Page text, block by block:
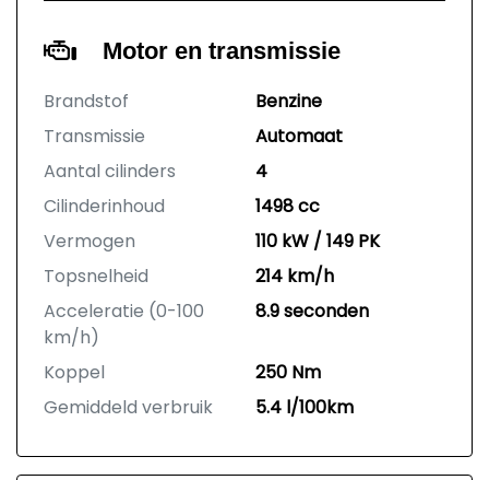
Motor en transmissie
Brandstof
Benzine
Transmissie
Automaat
Aantal cilinders
4
Cilinderinhoud
1498 cc
Vermogen
110 kW / 149 PK
Topsnelheid
214 km/h
Acceleratie (0-100
km/h)
8.9 seconden
Koppel
250 Nm
Gemiddeld verbruik
5.4 l/100km